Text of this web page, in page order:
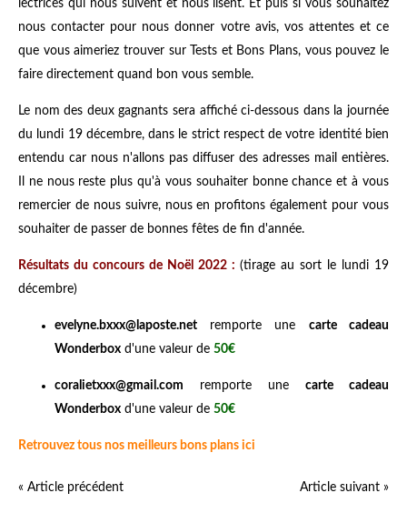
lectrices qui nous suivent et nous lisent. Et puis si vous souhaitez
nous contacter pour nous donner votre avis, vos attentes et ce
que vous aimeriez trouver sur Tests et Bons Plans, vous pouvez le
faire directement quand bon vous semble.
Le nom des deux gagnants sera affiché ci-dessous dans la journée
du lundi 19 décembre, dans le strict respect de votre identité bien
entendu car nous n'allons pas diffuser des adresses mail entières.
Il ne nous reste plus qu'à vous souhaiter bonne chance et à vous
remercier de nous suivre, nous en profitons également pour vous
souhaiter de passer de bonnes fêtes de fin d'année.
Résultats du concours de Noël 2022 : (tirage au sort le lundi 19
décembre)
evelyne.bxxx@laposte.net remporte une carte cadeau
Wonderbox d'une valeur de 50€
coralietxxx@gmail.com remporte une carte cadeau
Wonderbox d'une valeur de 50€
Retrouvez tous nos meilleurs bons plans ici
« Article précédent Article suivant »